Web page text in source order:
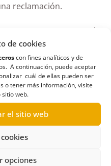
de cookies
con fines analíticos y de
A continuación, puede aceptar
cuál de ellas pueden ser
o tener más información, visite
sitio web.
el sitio web
opciones
reclamación.
expuesto, el
a trámite la
misma fue presentada
para ello.
completa